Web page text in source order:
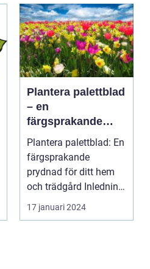
Plantera palettblad
– en
färgsprakande
prydnad för ditt
hem och trädgård
Plantera palettblad: En
färgsprakande
prydnad för ditt hem
och trädgård Inledning
Palettblad är en ...
17 januari 2024